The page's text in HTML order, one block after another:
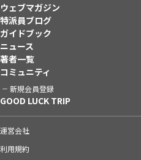
ウェブマガジン
特派員ブログ
ガイドブック
ニュース
著者一覧
コミュニティ
新規会員登録
GOOD LUCK TRIP
運営会社
利用規約